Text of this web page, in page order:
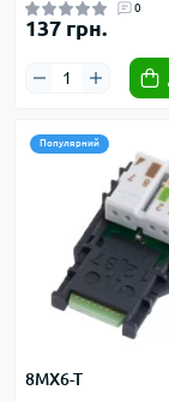
0
137 грн.
Популярний
8MX6-T